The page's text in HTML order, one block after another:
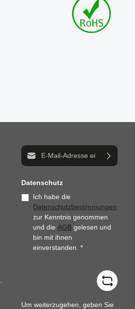
E-Mail-Adresse*
Datenschutz
Ich habe die
Datenschutzbestimmungen
zur Kenntnis genommen
und dieAGB gelesen und
bin mit ihnen
einverstanden.*
Um weiterzugehen, geben Sie